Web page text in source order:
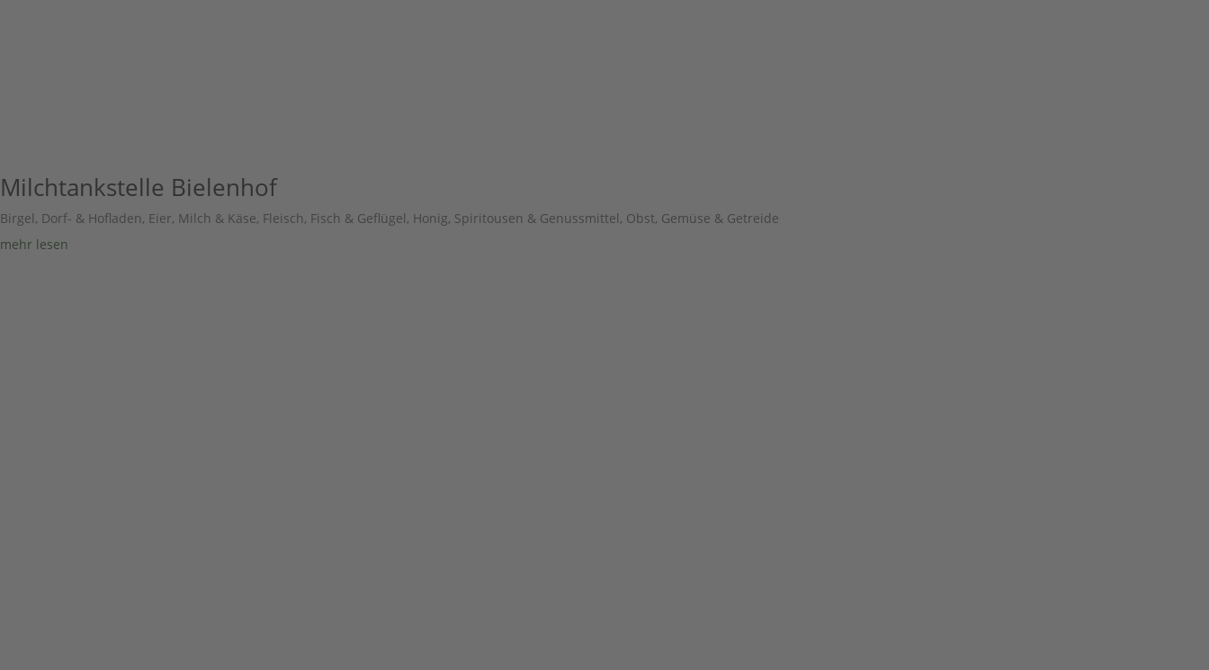
Milchtankstelle Bielenhof
Birgel, Dorf- & Hofladen, Eier, Milch & Käse, Fleisch, Fisch & Geflügel, Honig, Spiritousen & Genussmittel, Obst, Gemüse & Getreide
mehr lesen